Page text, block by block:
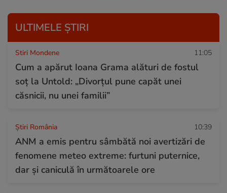
ULTIMELE ȘTIRI
Stiri Mondene 11:05
Cum a apărut Ioana Grama alături de fostul
soț la Untold: „Divorțul pune capăt unei
căsnicii, nu unei familii”
Știri România 10:39
ANM a emis pentru sâmbătă noi avertizări de
fenomene meteo extreme: furtuni puternice,
dar și caniculă în următoarele ore